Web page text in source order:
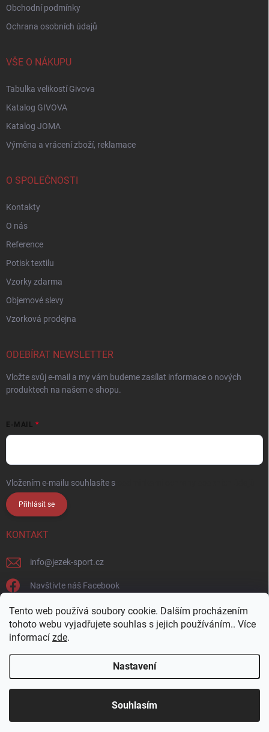
Tento web používá soubory cookie. Dalším procházením
tohoto webu vyjadřujete souhlas s jejich používáním.. Více
informací zde.
Nastavení
Souhlasím
Přijďte si vybrat osobně! Široká nabídka materiálů a
Obchodní podmínky
Ochrana osobních údajů
VŠE O NÁKUPU
Tabulka velikostí Givova
Katalog GIVOVA
Katalog JOMA
Výměna a vrácení zboží, reklamace
O SPOLEČNOSTI
Kontakty
O nás
Reference
Potisk textilu
Vzorky zdarma
Objemové slevy
Vzorková prodejna
ODEBÍRAT NEWSLETTER
Vložte svůj e-mail a my vám budeme zasílat informace o nových
produktech na našem e-shopu.
E-MAIL
Vložením e-mailu souhlasíte s
Přihlásit se
KONTAKT
info@jezek-sport.cz
Navštivte náš Facebook
jezek_sport_np/
Copyright 2026Ježek sport s.r.o.. Všechna práva vyhrazena.Upravit
nastavení cookies